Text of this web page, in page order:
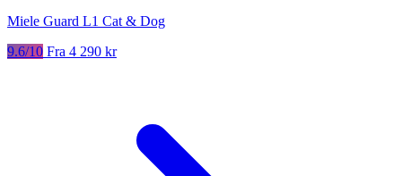
Miele Guard L1 Cat & Dog
9.6/10 Fra 4 290 kr